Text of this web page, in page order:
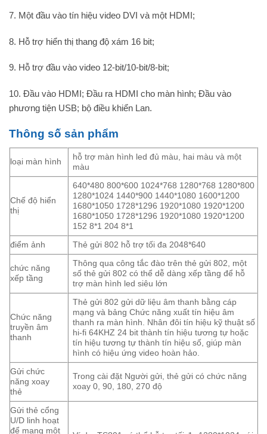
7. Một đầu vào tín hiệu video DVI và một HDMI;
8. Hỗ trợ hiển thị thang độ xám 16 bit;
9. Hỗ trợ đầu vào video 12-bit/10-bit/8-bit;
10. Đầu vào HDMI; Đầu ra HDMI cho màn hình; Đầu vào
phương tiện USB; bộ điều khiển Lan.
Thông số sản phẩm
loại màn hình
hỗ trợ màn hình led đủ màu, hai màu và một
màu
Chế độ hiển
thị
640*480 800*600 1024*768 1280*768 1280*800
1280*1024 1440*900 1440*1080 1600*1200
1680*1050 1728*1296 1920*1080 1920*1200
1680*1050 1728*1296 1920*1080 1920*1200
152 8*1 204 8*1
điểm ảnh Thẻ gửi 802 hỗ trợ tối đa 2048*640
chức năng
xếp tầng
Thông qua công tắc đào trên thẻ gửi 802, một
số thẻ gửi 802 có thể dễ dàng xếp tầng để hỗ
trợ màn hình led siêu lớn
Chức năng
truyền âm
thanh
Thẻ gửi 802 gửi dữ liệu âm thanh bằng cáp
mạng và bảng Chức năng xuất tín hiệu âm
thanh ra màn hình. Nhân đôi tín hiệu kỹ thuật số
hi-fi 64KHZ 24 bit thành tín hiệu tương tự hoặc
tín hiệu tương tự thành tín hiệu số, giúp màn
hình có hiệu ứng video hoàn hảo.
Gửi chức
năng xoay
thẻ
Trong cài đặt Người gửi, thẻ gửi có chức năng
xoay 0, 90, 180, 270 độ
Gửi thẻ cổng
U/D linh hoạt
để mang một